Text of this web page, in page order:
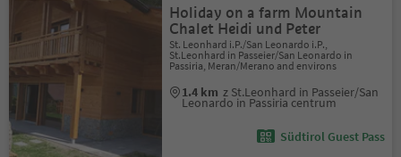
Holiday on a farm Mountain
Chalet Heidi und Peter
St. Leonhard i.P./San Leonardo i.P.,
St.Leonhard in Passeier/San Leonardo in
Passiria, Meran/Merano and environs
1.4 km z St.Leonhard in Passeier/San
Leonardo in Passiria centrum
Südtirol Guest Pass